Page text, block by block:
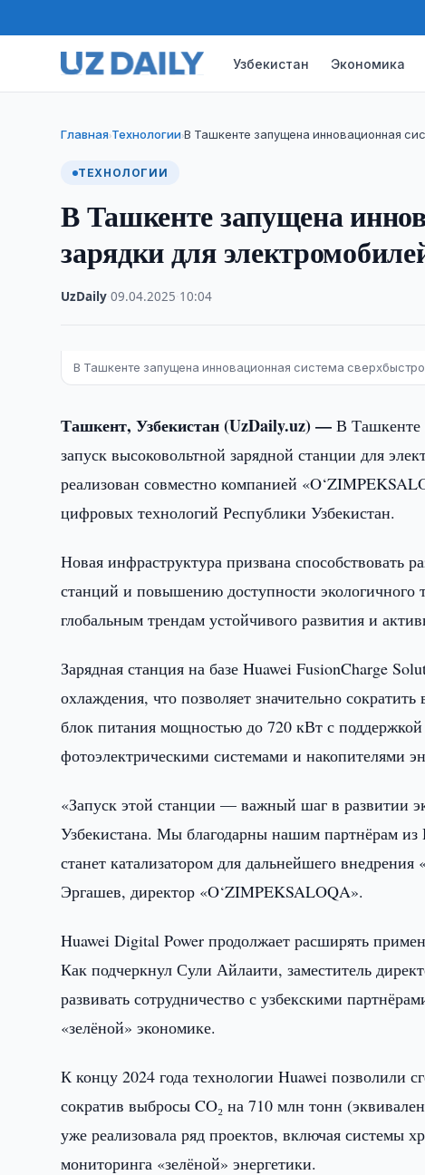
Узбекистан Экономика
Главная›Технологии›В Ташкенте запущена инновационная
ТЕХНОЛОГИИ
В Ташкенте запущена
зарядки для
UzDaily ·09.04.2025 10:04
В Ташкенте запущена инновационная система
Ташкент, Узбекистан (UzDaily.uz) —В Ташкенте
запуск высоковольтной зарядной станции для
реализован совместно компанией
цифровых технологий Республики Узбекистан.
Новая инфраструктура призвана способствовать
станций и повышению доступности экологичного
глобальным трендам устойчивого развития и
Зарядная станция на базе Huawei FusionCharge
охлаждения, что позволяет значительно
блок питания мощностью до 720 кВт с
фотоэлектрическими системами и накопителями
«Запуск этой станции — важный шаг в развитии
Узбекистана. Мы благодарны нашим партнёрам из
станет катализатором для дальнейшего
Эргашев, директор «O‘ZIMPEKSALOQA».
Huawei Digital Power продолжает расширять
Как подчеркнул Сули Айлаити, заместитель
развивать сотрудничество с узбекскими
«зелёной» экономике.
К концу 2024 года технологии Huawei позволили
сократив выбросы CO₂ на 710 млн тонн
уже реализовала ряд проектов, включая системы
мониторинга «зелёной» энергетики.